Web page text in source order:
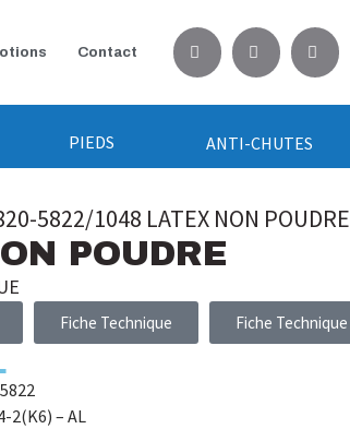
Contact
PIEDS ANTI-CHUTES
5822/1048 LATEX NON POUDRE
POUDRE
Fiche Technique Fiche Technique
2(K6) – AL